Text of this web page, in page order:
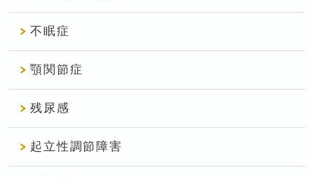
不眠症
顎関節症
残尿感
起立性調節障害